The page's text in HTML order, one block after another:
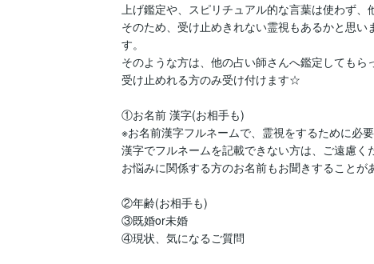
上げ鑑定や、スピリチュアル的な言葉は使わず、
そのため、受け止めきれない霊視もあるかと思
す。
そのような方は、他の占い師さんへ鑑定してもら
受け止めれる方のみ受け付けます☆
①お名前 漢字(お相手も)
※お名前漢字フルネームで、霊視をするために必要
漢字でフルネームを記載できない方は、ご遠慮
お悩みに関係する方のお名前もお聞きすることが
②年齢(お相手も)
③既婚or未婚
④現状、気になるご質問